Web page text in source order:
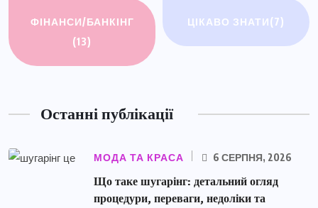
ФІНАНСИ/БАНКІНГ
(13)
ЦІКАВО ЗНАТИ(7)
Останні публікації
МОДА ТА КРАСА 6 СЕРПНЯ, 2026
Що таке шугарінг: детальний огляд
процедури, переваги, недоліки та